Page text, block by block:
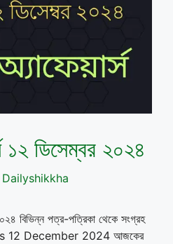
১২ ডিসেম্বর ২০২৪
Dailyshikkha
বিভিন্ন পত্র-পত্রিকা থেকে সংগ্রহ
12 December 2024 আজকের